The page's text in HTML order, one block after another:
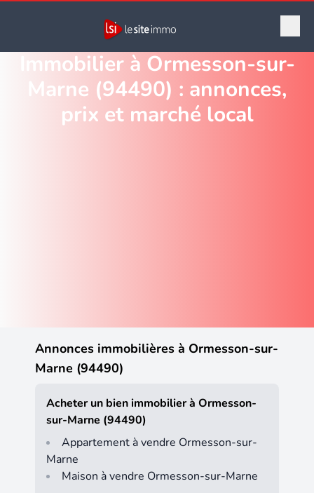
Immobilier à Ormesson-sur-
Marne (94490) : annonces,
prix et marché local
Annonces immobilières à Ormesson-sur-
Marne (94490)
Acheter un bien immobilier à Ormesson-
sur-Marne (94490)
Appartement à vendre Ormesson-sur-
Marne
Maison à vendre Ormesson-sur-Marne